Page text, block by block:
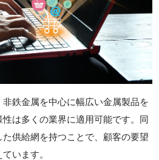
鉄金属を中心に幅広い金属製品を
は多くの業界に適用可能です。同
供給網を持つことで、顧客の要望
います。